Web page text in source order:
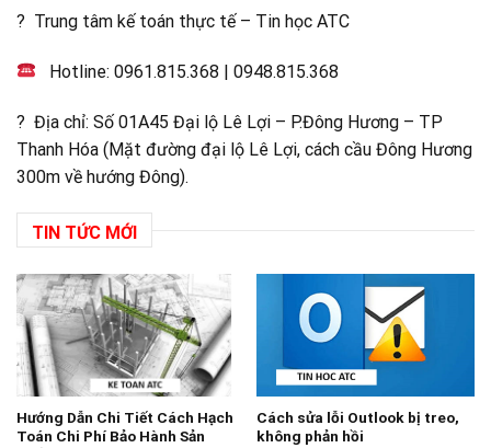
? Trung tâm kế toán thực tế – Tin học ATC
Hotline:0961.815.368 |0948.815.368
? Địa chỉ: Số 01A45 Đại lộ Lê Lợi – P.Đông Hương – TP
Thanh Hóa (Mặt đường đại lộ Lê Lợi, cách cầu Đông Hương
300m về hướng Đông).
TIN TỨC MỚI
Hướng Dẫn Chi Tiết Cách Hạch
Toán Chi Phí Bảo Hành Sản
Cách sửa lỗi Outlook bị treo,
không phản hồi